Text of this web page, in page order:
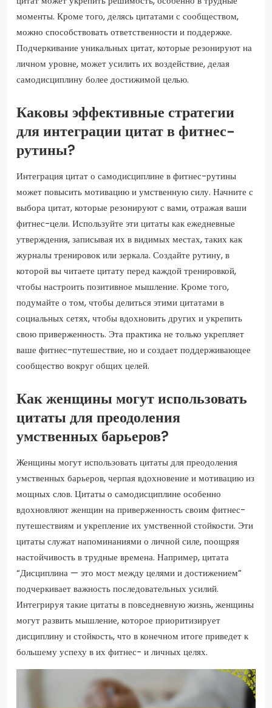
моменты. Кроме того, делясь цитатами с сообществом,
можно способствовать ответственности и поддержке.
Подчеркивание уникальных цитат, которые резонируют на
личном уровне, может усилить их воздействие, делая
самодисциплину более достижимой целью.
Каковы эффективные стратегии
для интеграции цитат в фитнес-
рутины?
Интеграция цитат о самодисциплине в фитнес-рутины
может повысить мотивацию и умственную силу. Начните с
выбора цитат, которые резонируют с вами, отражая ваши
фитнес-цели. Используйте эти цитаты как ежедневные
утверждения, записывая их в видимых местах, таких как
журналы тренировок или зеркала. Создайте рутину, в
которой вы читаете цитату перед каждой тренировкой,
чтобы настроить позитивное мышление. Кроме того,
подумайте о том, чтобы делиться этими цитатами в
социальных сетях, чтобы вдохновить других и укрепить
свою приверженность. Эта практика не только укрепляет
ваше фитнес-путешествие, но и создает поддерживающее
сообщество вокруг общих целей.
Как женщины могут использовать
цитаты для преодоления
умственных барьеров?
Женщины могут использовать цитаты для преодоления
умственных барьеров, черпая вдохновение и мотивацию из
мощных слов. Цитаты о самодисциплине особенно
вдохновляют женщин на приверженность своим фитнес-
путешествиям и укрепление их умственной стойкости. Эти
цитаты служат напоминаниями о личной силе, поощряя
настойчивость в трудные времена. Например, цитата
“Дисциплина — это мост между целями и достижением”
подчеркивает важность последовательных усилий.
Интегрируя такие цитаты в повседневную жизнь, женщины
могут развить мышление, которое приоритизирует
дисциплину и стойкость, что в конечном итоге приведет к
большему успеху в их фитнес- и личных целях.